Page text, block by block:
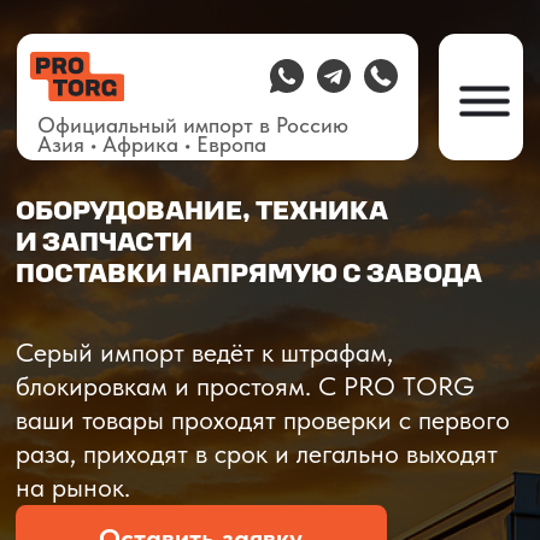
О компании Доставка из Китая
Официальный импорт в Россию
Азия • Африка • Европа
ОБОРУДОВАНИЕ, ТЕХНИКА
Рассчитать стоимость
Рассчитать стоимость
Серый импорт ведёт к штрафам,
блокировкам и простоям. C PRO TORG
ваши товары проходят проверки с первого
раза, приходят в срок и легально выходят
на рынок.
Оставить заявку